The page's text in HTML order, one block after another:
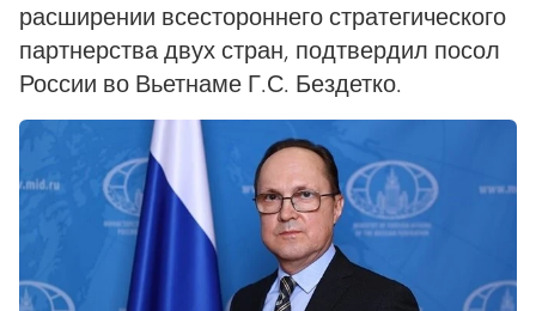
расширении всестороннего стратегического
партнерства двух стран, подтвердил посол
России во Вьетнаме Г.С. Бездетко.